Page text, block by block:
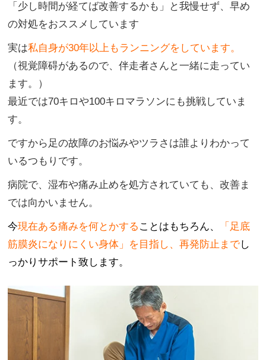
「少し時間が経てば改善するかも」と我慢せず、早め
の対処をおススメしています
実は私自身が30年以上もランニングをしています。
（視覚障碍があるので、伴走者さんと一緒に走ってい
ます。）
最近では70キロや100キロマラソンにも挑戦していま
す。
ですから足の故障のお悩みやツラさは誰よりわかって
いるつもりです。
病院で、湿布や痛み止めを処方されていても、改善ま
では向かいません。
今現在ある痛みを何とかする ことはもちろん、
「足底
筋膜炎になりにくい身体」を目指し、再発防止までし
っかりサポート致します。